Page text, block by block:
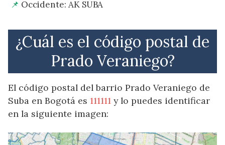
Occidente: AK SUBA
¿Cuál es el código postal de
Prado Veraniego?
El código postal del barrio Prado Veraniego de
Suba en Bogotá es 111111 y lo puedes identificar
en la siguiente imagen: